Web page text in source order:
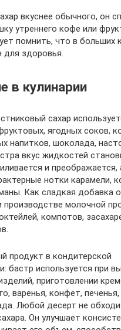
вкуснее обычного, он
утреннего кофе или
помнить, что в больших
для здоровья.
в кулинарии
сахар
ягодных соков,
напитков, шоколада,
вкус жидкостей
и преображается,
нотки карамели,
Как сладкая добавка
производстве молочной
компотов,
продукт в кондитерской
бастр используется при
приготовлении
варенья, конфет, печенья,
Любой десерт не
Он улучшает